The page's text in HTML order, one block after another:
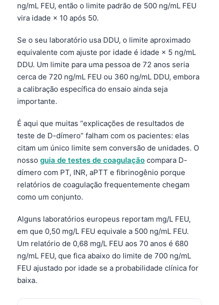
ng/mL FEU, então o limite padrão de 500 ng/mL FEU
vira idade × 10 após 50.
Se o seu laboratório usa DDU, o limite aproximado
equivalente com ajuste por idade é idade × 5 ng/mL
DDU. Um limite para uma pessoa de 72 anos seria
cerca de 720 ng/mL FEU ou 360 ng/mL DDU, embora
a calibração específica do ensaio ainda seja
importante.
É aqui que muitas “explicações de resultados de
teste de D-dímero” falham com os pacientes: elas
citam um único limite sem conversão de unidades. O
nosso guia de testes de coagulação compara D-
dímero com PT, INR, aPTT e fibrinogênio porque
relatórios de coagulação frequentemente chegam
como um conjunto.
Alguns laboratórios europeus reportam mg/L FEU,
em que 0,50 mg/L FEU equivale a 500 ng/mL FEU.
Um relatório de 0,68 mg/L FEU aos 70 anos é 680
ng/mL FEU, que fica abaixo do limite de 700 ng/mL
FEU ajustado por idade se a probabilidade clínica for
baixa.